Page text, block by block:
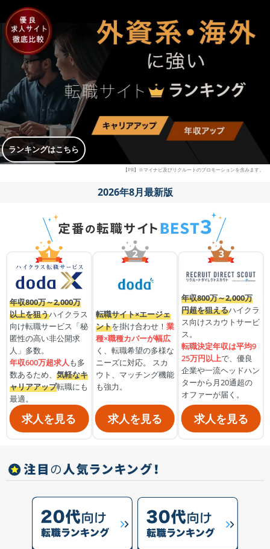
ランキングはこちら
【PR】※マイナビ及びリクルートのプロモーションを含みます。
2026年8月最新版
年収800万～2,000万
以上を狙うハイクラス
向け転職サービス「秘
匿性の高い非公開求
人」多数。
年収600万超求人も多
数あるため、 気軽なキ
ャリアアップ転職にも
最適。
求人を見る
転職サイト×エージェ
ントを掛け合わせ！ 業
種×職種カバーが幅広
く、転職希望の多様な
ニーズに対応。 スカ
ウト、マッチング機能
も強力。
求人を見る
年収800万～2,000万
円超を狙えるハイクラ
ス向けスカウトサービ
ス。
転職決定年収は平均9
25万円以上で、優良
企業や一流ヘッドハン
ターから月20通超の
オファーが届く。
求人を見る